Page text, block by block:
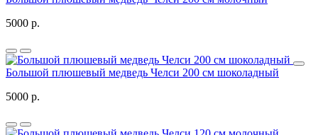
5000 р.
Большой плюшевый медведь Челси 200 см шоколадный
5000 р.